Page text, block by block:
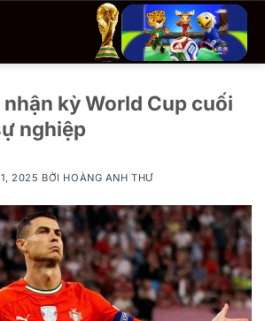
kỳ World Cup cuối
nghiệp
2025 BỞI HOÀNG ANH THƯ